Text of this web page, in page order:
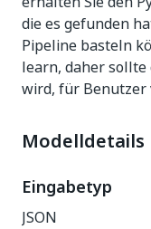
die es gefunden
Pipeline basteln
learn, daher sollte
wird, für Benutzer
Modelldetails
Eingabetyp
JSON